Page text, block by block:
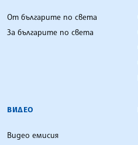
От българите по света
За българите по света
ВИДЕО
Видео емисия